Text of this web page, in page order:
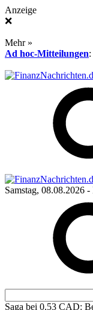
Anzeige
❌
Mehr »
Ad hoc-Mitteilungen:
Samstag, 08.08.2026 -
Saga bei 0,53 CAD: